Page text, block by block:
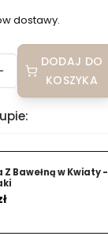
dostawy.
DODAJ DO
KOSZYKA
Z Bawełną w Kwiaty -